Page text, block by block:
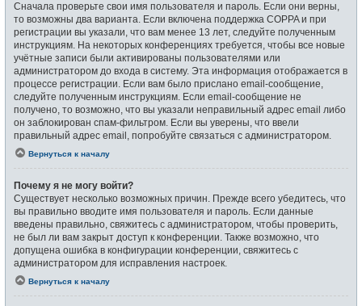
Сначала проверьте свои имя пользователя и пароль. Если они верны,
то возможны два варианта. Если включена поддержка COPPA и при
регистрации вы указали, что вам менее 13 лет, следуйте полученным
инструкциям. На некоторых конференциях требуется, чтобы все новые
учётные записи были активированы пользователями или
администратором до входа в систему. Эта информация отображается в
процессе регистрации. Если вам было прислано email-сообщение,
следуйте полученным инструкциям. Если email-сообщение не
получено, то возможно, что вы указали неправильный адрес email либо
он заблокирован спам-фильтром. Если вы уверены, что ввели
правильный адрес email, попробуйте связаться с администратором.
Вернуться к началу
Почему я не могу войти?
Существует несколько возможных причин. Прежде всего убедитесь, что
вы правильно вводите имя пользователя и пароль. Если данные
введены правильно, свяжитесь с администратором, чтобы проверить,
не был ли вам закрыт доступ к конференции. Также возможно, что
допущена ошибка в конфигурации конференции, свяжитесь с
администратором для исправления настроек.
Вернуться к началу